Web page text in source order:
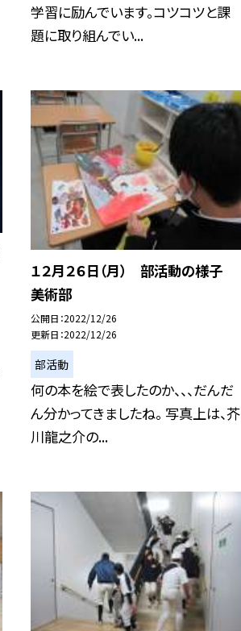
学習に励んでいます。コツコツと課
題に取り組んでい...
１２月２６日（月） 部活動の様子
美術部
公開日 2022/12/26
更新日 2022/12/26
部活動
何の本を絵で表したのか、、、だんだ
ん分かってきましたね。 写真上は、芥
川龍之介の...